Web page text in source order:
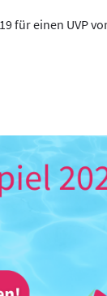
für einen UVP